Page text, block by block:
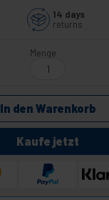
14 days
returns
Menge
In den Warenkorb
Kaufe jetzt